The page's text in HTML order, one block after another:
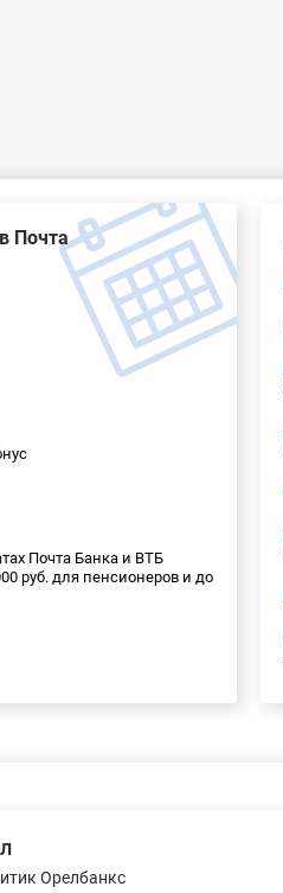
Почта
Почта Банка и ВТБ
руб. для пенсионеров и до
Орелбанкс